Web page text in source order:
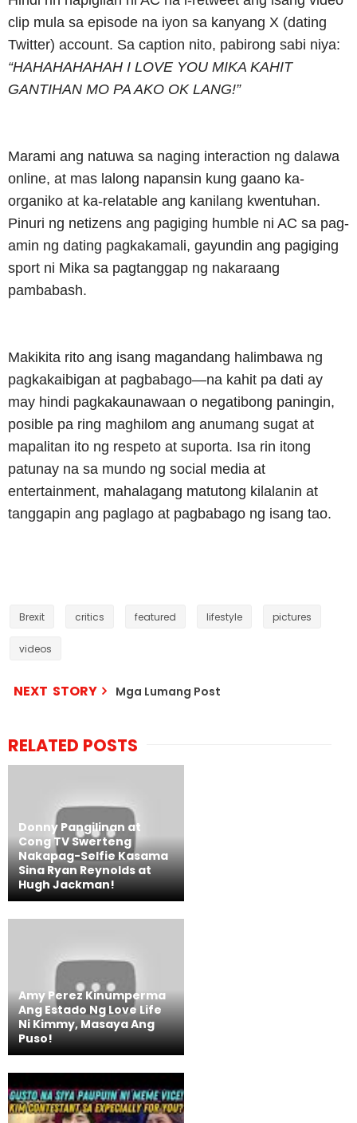
clip mula sa episode na iyon sa kanyang X (dating
Twitter) account. Sa caption nito, pabirong sabi niya:
“HAHAHAHAHAH I LOVE YOU MIKA KAHIT
GANTIHAN MO PA AKO OK LANG!”
Marami ang natuwa sa naging interaction ng dalawa
online, at mas lalong napansin kung gaano ka-
organiko at ka-relatable ang kanilang kwentuhan.
Pinuri ng netizens ang pagiging humble ni AC sa pag-
amin ng dating pagkakamali, gayundin ang pagiging
sport ni Mika sa pagtanggap ng nakaraang
pambabash.
Makikita rito ang isang magandang halimbawa ng
pagkakaibigan at pagbabago—na kahit pa dati ay
may hindi pagkakaunawaan o negatibong paningin,
posible pa ring maghilom ang anumang sugat at
mapalitan ito ng respeto at suporta. Isa rin itong
patunay na sa mundo ng social media at
entertainment, mahalagang matutong kilalanin at
tanggapin ang paglago at pagbabago ng isang tao.
Brexit critics featured lifestyle pictures
videos
NEXT STORY Mga Lumang Post
RELATED POSTS
Donny Pangilinan at
Cong TV Swerteng
Nakapag-Selfie Kasama
Sina Ryan Reynolds at
Hugh Jackman!
Amy Perez Kinumperma
Ang Estado Ng Love Life
Ni Kimmy, Masaya Ang
Puso!